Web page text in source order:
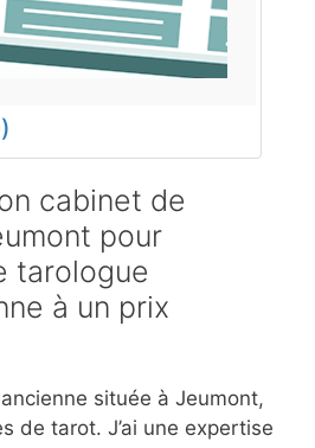
cabinet de
pour
tarologue
à un prix
située à Jeumont,
de tarot. J’ai une expertise